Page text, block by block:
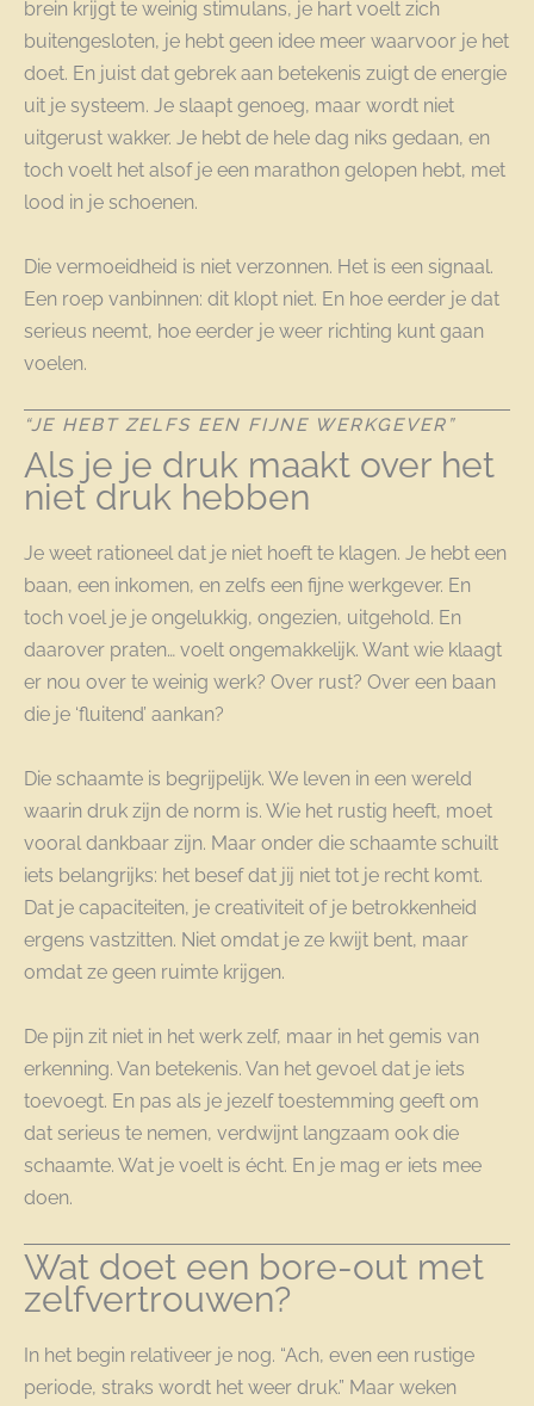
brein krijgt te weinig stimulans, je hart voelt zich
buitengesloten, je hebt geen idee meer waarvoor je het
doet. En juist dat gebrek aan betekenis zuigt de energie
uit je systeem. Je slaapt genoeg, maar wordt niet
uitgerust wakker. Je hebt de hele dag niks gedaan, en
toch voelt het alsof je een marathon gelopen hebt, met
lood in je schoenen.
Die vermoeidheid is niet verzonnen. Het is een signaal.
Een roep vanbinnen: dit klopt niet. En hoe eerder je dat
serieus neemt, hoe eerder je weer richting kunt gaan
voelen.
“JE HEBT ZELFS EEN FIJNE WERKGEVER”
Als je je druk maakt over het
niet druk hebben
Je weet rationeel dat je niet hoeft te klagen. Je hebt een
baan, een inkomen, en zelfs een fijne werkgever. En
toch voel je je ongelukkig, ongezien, uitgehold. En
daarover praten… voelt ongemakkelijk. Want wie klaagt
er nou over te weinig werk? Over rust? Over een baan
die je ‘fluitend’ aankan?
Die schaamte is begrijpelijk. We leven in een wereld
waarin druk zijn de norm is. Wie het rustig heeft, moet
vooral dankbaar zijn. Maar onder die schaamte schuilt
iets belangrijks: het besef dat jij niet tot je recht komt.
Dat je capaciteiten, je creativiteit of je betrokkenheid
ergens vastzitten. Niet omdat je ze kwijt bent, maar
omdat ze geen ruimte krijgen.
De pijn zit niet in het werk zelf, maar in het gemis van
erkenning. Van betekenis. Van het gevoel dat je iets
toevoegt. En pas als je jezelf toestemming geeft om
dat serieus te nemen, verdwijnt langzaam ook die
schaamte. Wat je voelt is écht. En je mag er iets mee
doen.
Wat doet een bore-out met
zelfvertrouwen?
In het begin relativeer je nog. “Ach, even een rustige
periode, straks wordt het weer druk.” Maar weken